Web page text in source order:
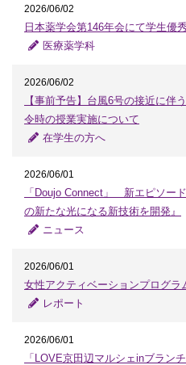
2026/06/02
日本薬学会第146年会にて学生優
医療薬学科
2026/06/02
【事前予告】台風6号の接近に伴
令時の授業実施について
在学生の方へ
2026/06/01
「Doujo Connect」 新エピソー
の新たな光になる新技術を開発』
ニュース
2026/06/01
女性アクティベーションプログラ
レポート
2026/06/01
「LOVE京田辺マルシェinブラン